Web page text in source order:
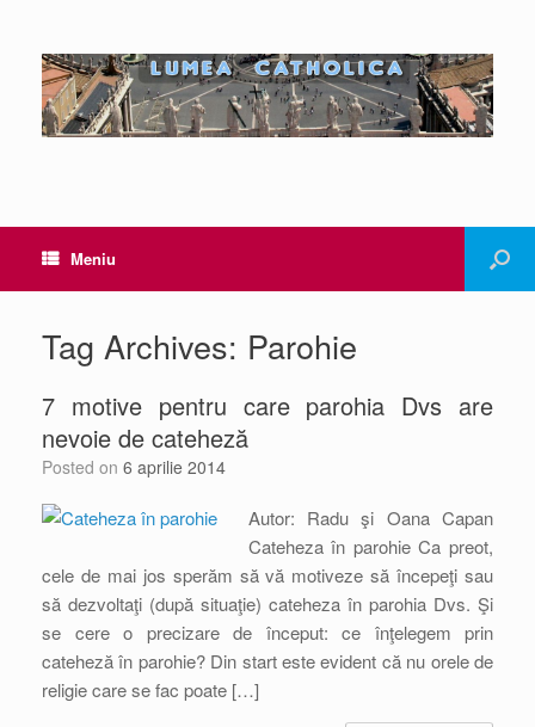
Meniu
Tag Archives: Parohie
7 motive pentru care parohia Dvs are
nevoie de cateheză
Posted on 6 aprilie 2014
Autor: Radu şi Oana Capan
Cateheza în parohie Ca preot,
cele de mai jos sperăm să vă motiveze să începeţi sau
să dezvoltaţi (după situaţie) cateheza în parohia Dvs. Şi
se cere o precizare de început: ce înţelegem prin
cateheză în parohie? Din start este evident că nu orele de
religie care se fac poate […]